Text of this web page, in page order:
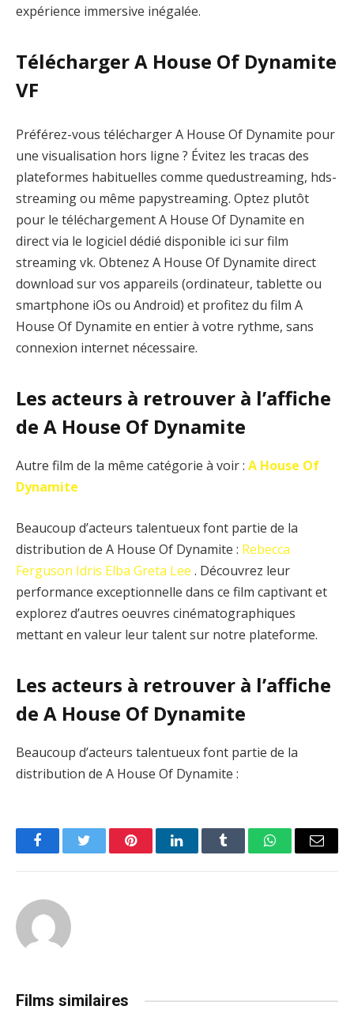
expérience immersive inégalée.
Télécharger A House Of Dynamite
VF
Préférez-vous télécharger A House Of Dynamite pour
une visualisation hors ligne ? Évitez les tracas des
plateformes habituelles comme quedustreaming, hds-
streaming ou même papystreaming. Optez plutôt
pour le téléchargement A House Of Dynamite en
direct via le logiciel dédié disponible ici sur film
streaming vk. Obtenez A House Of Dynamite direct
download sur vos appareils (ordinateur, tablette ou
smartphone iOs ou Android) et profitez du film A
House Of Dynamite en entier à votre rythme, sans
connexion internet nécessaire.
Les acteurs à retrouver à l’affiche
de A House Of Dynamite
Autre film de la même catégorie à voir : A House Of
Dynamite
Beaucoup d’acteurs talentueux font partie de la
distribution de A House Of Dynamite : Rebecca
Ferguson Idris Elba Greta Lee . Découvrez leur
performance exceptionnelle dans ce film captivant et
explorez d’autres oeuvres cinématographiques
mettant en valeur leur talent sur notre plateforme.
Les acteurs à retrouver à l’affiche
de A House Of Dynamite
Beaucoup d’acteurs talentueux font partie de la
distribution de A House Of Dynamite :
FacebookTwitter PinterestLinkedInTumblr WhatsAppEmail
Films similaires